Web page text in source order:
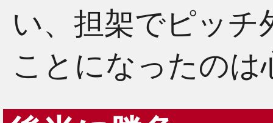
い、担架でピッチ
ことになったのは